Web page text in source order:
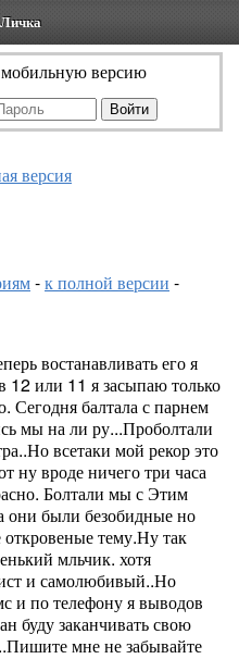
Личка
версию
версия
-к полной версии -
востанавливать его я
12 или 11 я засыпаю только
Сегодня балтала с парнем
мы на ли ру...Проболтали
всетаки мой рекор это
ну вроде ничего три часа
Болтали мы с Этим
они были безобидные но
тему.Ну так
мльчик. хотя
и самолюбивый..Но
и по телефону я выводов
буду заканчивать свою
мне не забывайте